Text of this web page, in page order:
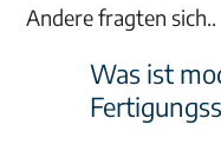
Andere fragten sich..
Was ist